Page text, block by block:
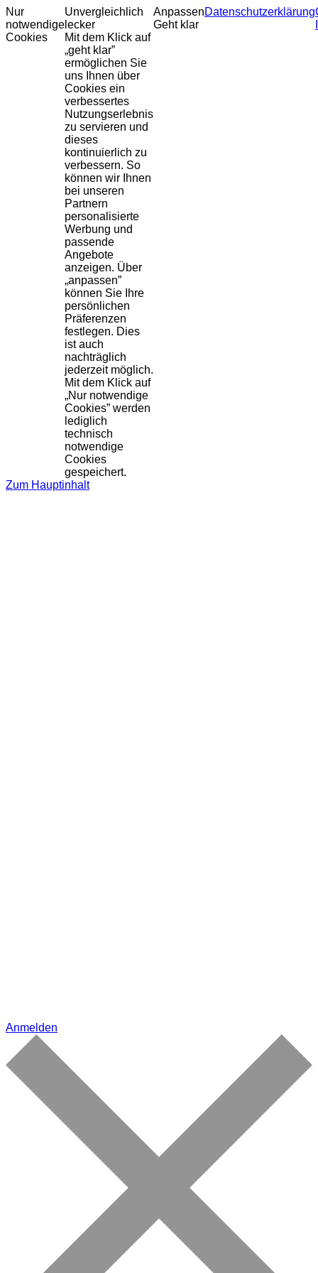
Nur
notwendige
Cookies
Unvergleichlich
lecker
Mit dem Klick auf
„geht klar”
ermöglichen Sie
uns Ihnen über
Cookies ein
verbessertes
Nutzungserlebnis
zu servieren und
dieses
kontinuierlich zu
verbessern. So
können wir Ihnen
bei unseren
Partnern
personalisierte
Werbung und
passende
Angebote
anzeigen. Über
„anpassen”
können Sie Ihre
persönlichen
Präferenzen
festlegen. Dies
ist auch
nachträglich
jederzeit möglich.
Mit dem Klick auf
„Nur notwendige
Cookies” werden
lediglich
technisch
notwendige
Cookies
gespeichert.
Anpassen
Geht klar
Datenschutzerklärung
Zum Hauptinhalt
Anmelden